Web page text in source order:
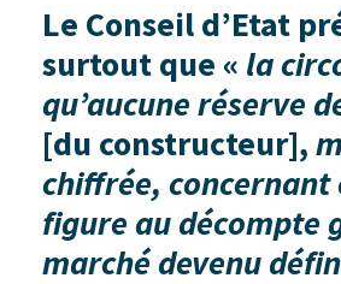
Le Conseil d’Etat
surtout que « la
qu’aucune réserve
[du constructeur],
chiffrée, concernant
figure au décompte
marché devenu